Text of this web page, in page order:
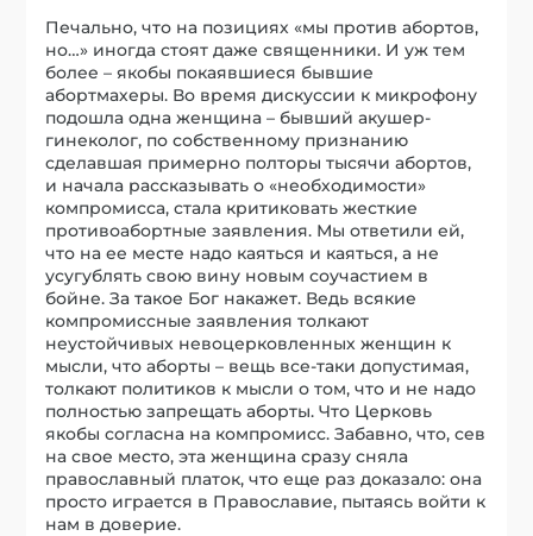
Печально, что на позициях «мы против абортов,
но…» иногда стоят даже священники. И уж тем
более – якобы покаявшиеся бывшие
абортмахеры. Во время дискуссии к микрофону
подошла одна женщина – бывший акушер-
гинеколог, по собственному признанию
сделавшая примерно полторы тысячи абортов,
и начала рассказывать о «необходимости»
компромисса, стала критиковать жесткие
противоабортные заявления. Мы ответили ей,
что на ее месте надо каяться и каяться, а не
усугублять свою вину новым соучастием в
бойне. За такое Бог накажет. Ведь всякие
компромиссные заявления толкают
неустойчивых невоцерковленных женщин к
мысли, что аборты – вещь все-таки допустимая,
толкают политиков к мысли о том, что и не надо
полностью запрещать аборты. Что Церковь
якобы согласна на компромисс. Забавно, что, сев
на свое место, эта женщина сразу сняла
православный платок, что еще раз доказало: она
просто играется в Православие, пытаясь войти к
нам в доверие.